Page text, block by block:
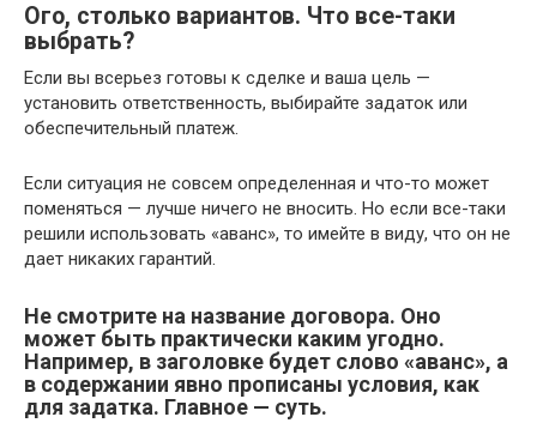
Ого, столько вариантов. Что все-таки
выбрать?
Если вы всерьез готовы к сделке и ваша цель —
установить ответственность, выбирайте задаток или
обеспечительный платеж.
Если ситуация не совсем определенная и что-то может
поменяться — лучше ничего не вносить. Но если все-таки
решили использовать «аванс», то имейте в виду, что он не
дает никаких гарантий.
Не смотрите на название договора. Оно
может быть практически каким угодно.
Например, в заголовке будет слово «аванс», а
в содержании явно прописаны условия, как
для задатка. Главное — суть.